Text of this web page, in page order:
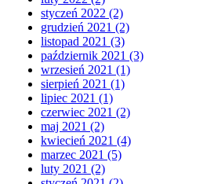
styczeń 2022 (2)
grudzień 2021 (2)
listopad 2021 (3)
październik 2021 (3)
wrzesień 2021 (1)
sierpień 2021 (1)
lipiec 2021 (1)
czerwiec 2021 (2)
maj 2021 (2)
kwiecień 2021 (4)
marzec 2021 (5)
luty 2021 (2)